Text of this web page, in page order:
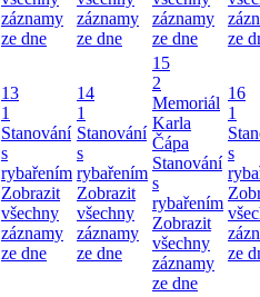
záznamy
ze dne
záznamy
ze dne
záznamy
ze dne
ze
13
1
Stanování
s
rybařením
Zobrazit
všechny
záznamy
ze dne
14
1
Stanování
s
rybařením
Zobrazit
všechny
záznamy
ze dne
15
2
Memoriál
Karla
Čápa
Stanování
s
rybařením
Zobrazit
všechny
záznamy
ze dne
16
1
s
ze